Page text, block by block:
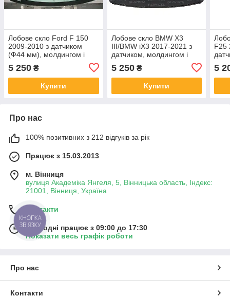
Лобове скло Ford F 150
2009-2010 з датчиком
(Ф44 мм), молдингом і
кріпленням - Форд F150
5 250 ₴
Купити
Лобове скло BMW X3
III/BMW iX3 2017-2021 з
датчиком, молдингом і
кріпленням - БМВ Х3/iX3
5 250₴
Купити
F25
без
5
Про нас
100% позитивних з 212 відгуків за рік
Працює з 15.03.2013
м. Вінниця
вулиця Академіка Янгеля, 5, Вінницька область, Індекс:
21001, Вінниця, Україна
Контакти
Сьогодні працює з 09:00 до 17:30
Показати весь графік роботи
Про нас
Контакти
КНОПКА
ЗВ'ЯЗКУ